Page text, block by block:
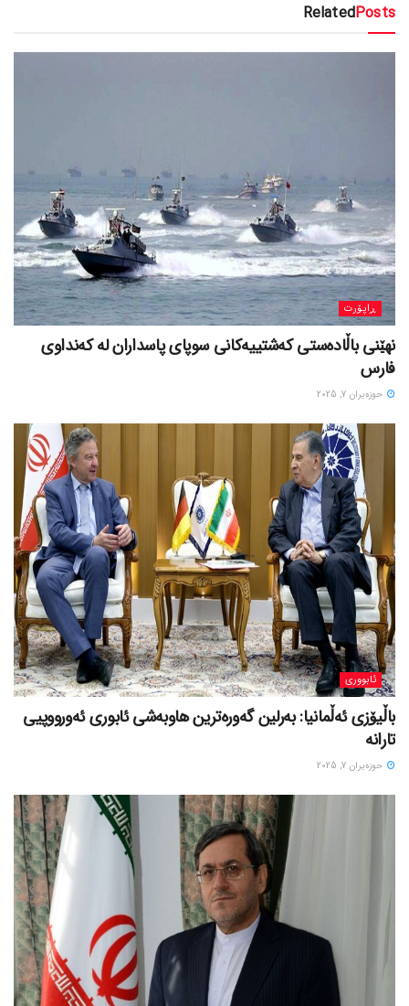
RelatedPosts
ڕاپۆرت
نهێنی باڵادەستی کەشتییەکانی سوپای پاسداران لە کەنداوی
فارس
حوزه‌یران 7, 2025
ئابووری
باڵیۆزی ئەڵمانیا: بەرلین گەورەترین هاوبەشی ئابوری ئەورووپیی
تارانە
حوزه‌یران 7, 2025